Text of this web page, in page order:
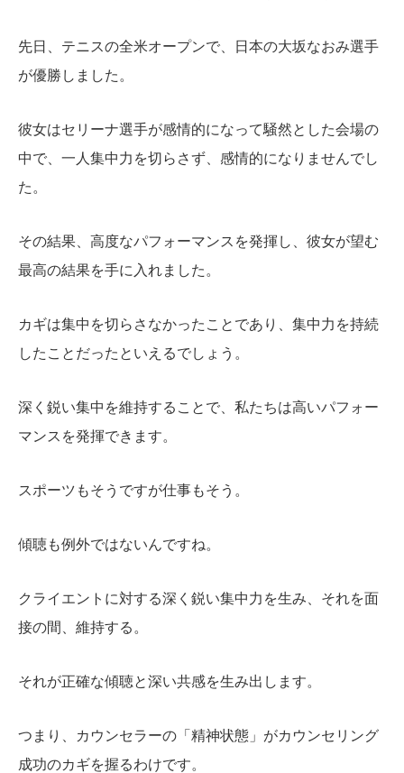
先日、テニスの全米オープンで、日本の大坂なおみ選手
が優勝しました。
彼女はセリーナ選手が感情的になって騒然とした会場の
中で、一人集中力を切らさず、感情的になりませんでし
た。
その結果、高度なパフォーマンスを発揮し、彼女が望む
最高の結果を手に入れました。
カギは集中を切らさなかったことであり、集中力を持続
したことだったといえるでしょう。
深く鋭い集中を維持することで、私たちは高いパフォー
マンスを発揮できます。
スポーツもそうですが仕事もそう。
傾聴も例外ではないんですね。
クライエントに対する深く鋭い集中力を生み、それを面
接の間、維持する。
それが正確な傾聴と深い共感を生み出します。
つまり、カウンセラーの「精神状態」がカウンセリング
成功のカギを握るわけです。